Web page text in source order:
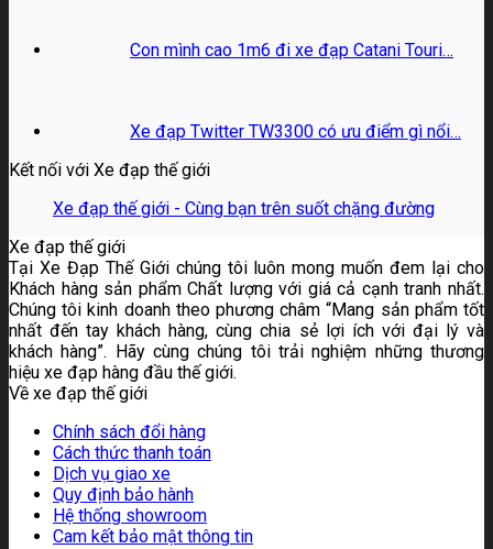
Con mình cao 1m6 đi xe đạp Catani Touri…
Xe đạp Twitter TW3300 có ưu điểm gì nổi…
Kết nối với Xe đạp thế giới
Xe đạp thế giới - Cùng bạn trên suốt chặng đường
Xe đạp thế giới
Tại Xe Đạp Thế Giới chúng tôi luôn mong muốn đem lại cho
Khách hàng sản phẩm Chất lượng với giá cả cạnh tranh nhất.
Chúng tôi kinh doanh theo phương châm “Mang sản phẩm tốt
nhất đến tay khách hàng, cùng chia sẻ lợi ích với đại lý và
khách hàng”. Hãy cùng chúng tôi trải nghiệm những thương
hiệu xe đạp hàng đầu thế giới.
Về xe đạp thế giới
Chính sách đổi hàng
Cách thức thanh toán
Dịch vụ giao xe
Quy định bảo hành
Hệ thống showroom
Cam kết bảo mật thông tin